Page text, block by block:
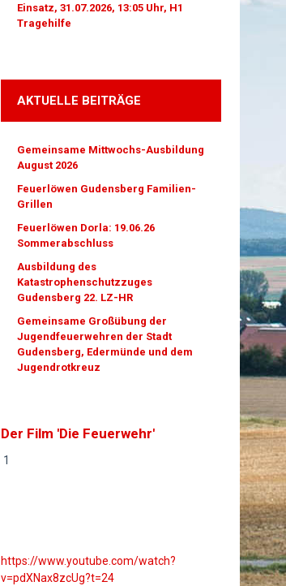
Einsatz, 31.07.2026, 13:05 Uhr, H1
Tragehilfe
AKTUELLE BEITRÄGE
Gemeinsame Mittwochs-Ausbildung
August 2026
Feuerlöwen Gudensberg Familien-
Grillen
Feuerlöwen Dorla: 19.06.26
Sommerabschluss
Ausbildung des
Katastrophenschutzzuges
Gudensberg 22. LZ-HR
Gemeinsame Großübung der
Jugendfeuerwehren der Stadt
Gudensberg, Edermünde und dem
Jugendrotkreuz
Der Film 'Die Feuerwehr'
1
https://www.youtube.com/watch?
v=pdXNax8zcUg?t=24